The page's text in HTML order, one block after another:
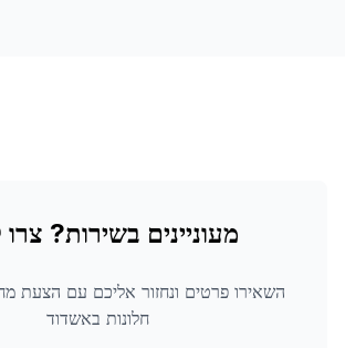
מעוניינים בשירות?
השאירו פרטים ונחזור אליכם עם הצעת
חלונות באשדוד